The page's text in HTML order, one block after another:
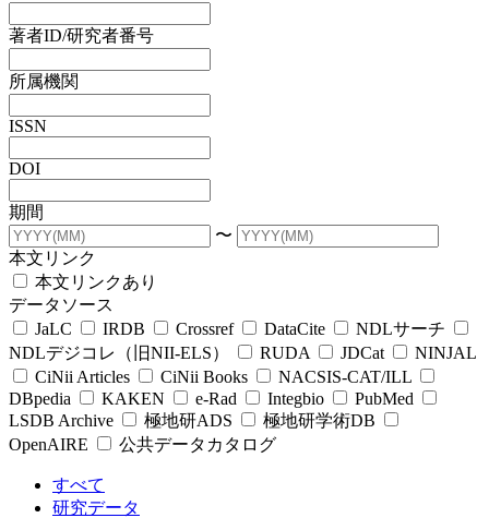
著者ID/研究者番号
所属機関
ISSN
DOI
期間
〜
本文リンク
本文リンクあり
データソース
JaLC
IRDB Crossref DataCite
NDLサーチ
NDLデジコレ（旧NII-ELS）
RUDA JDCat
NINJAL
CiNii Articles
CiNii Books
NACSIS-CAT/ILL
DBpedia
KAKEN e-Rad Integbio
PubMed
LSDB Archive
極地研ADS
極地研学術DB
OpenAIRE
公共データカタログ
すべて
研究データ